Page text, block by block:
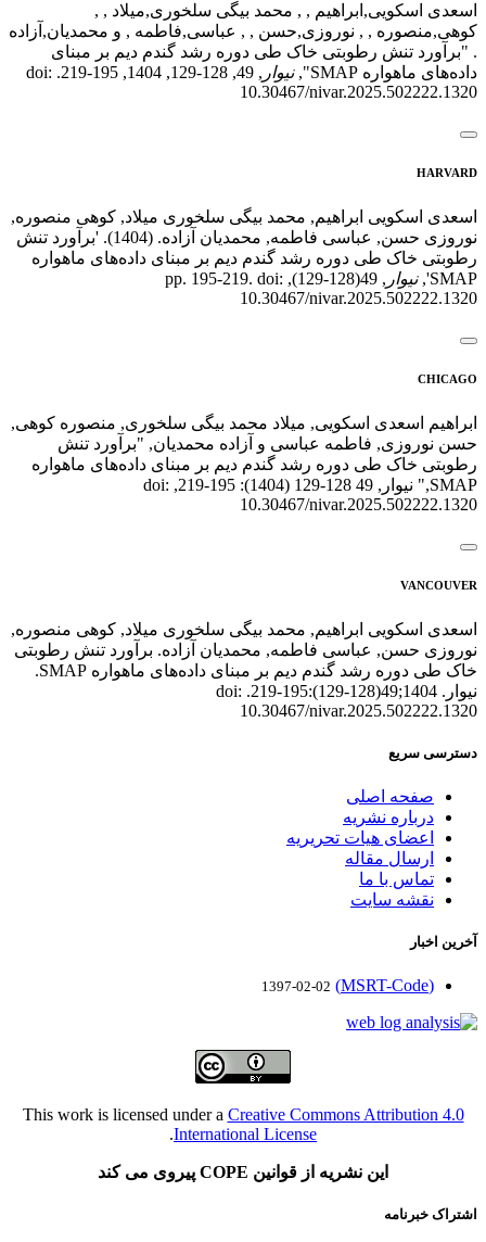
اسعدی اسکویی,ابراهیم , , محمد بیگی سلخوری,میلاد , ,
کوهی,منصوره , , نوروزی,حسن , , عباسی,فاطمه , و محمدیان,آزاده
. "برآورد تنش رطوبتی خاک طی دوره رشد گندم دیم بر مبنای
داده‌های ماهواره SMAP",
نیوار
, 49, 128-129, 1404, 195-219. doi:
10.30467/nivar.2025.502222.1320
HARVARD
اسعدی اسکویی ابراهیم, محمد بیگی سلخوری میلاد, کوهی منصوره,
نوروزی حسن, عباسی فاطمه, محمدیان آزاده. (1404). 'برآورد تنش
رطوبتی خاک طی دوره رشد گندم دیم بر مبنای داده‌های ماهواره
SMAP',
نیوار
, 49(128-129), pp. 195-219. doi:
10.30467/nivar.2025.502222.1320
CHICAGO
ابراهیم اسعدی اسکویی, میلاد محمد بیگی سلخوری, منصوره کوهی,
حسن نوروزی, فاطمه عباسی و آزاده محمدیان, "برآورد تنش
رطوبتی خاک طی دوره رشد گندم دیم بر مبنای داده‌های ماهواره
SMAP," نیوار, 49 128-129 (1404): 195-219, doi:
10.30467/nivar.2025.502222.1320
VANCOUVER
اسعدی اسکویی ابراهیم, محمد بیگی سلخوری میلاد, کوهی منصوره,
نوروزی حسن, عباسی فاطمه, محمدیان آزاده. برآورد تنش رطوبتی
خاک طی دوره رشد گندم دیم بر مبنای داده‌های ماهواره SMAP.
نیوار. 1404;49(128-129):195-219. doi:
10.30467/nivar.2025.502222.1320
دسترسی سریع
صفحه اصلی
درباره نشریه
اعضای هیات تحریریه
ارسال مقاله
تماس با ما
نقشه سایت
آخرین اخبار
(MSRT-Code)
1397-02-02
This work is licensed under a Creative Commons Attribution 4.0
International License
.
این نشریه از قوانین COPE پیروی می کند
اشتراک خبرنامه